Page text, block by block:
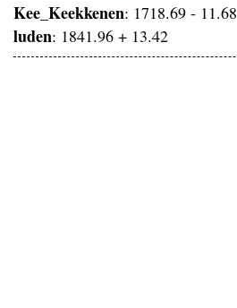
Kee_Keekkenen: 1718.69 - 11.68
luden: 1841.96 + 13.42